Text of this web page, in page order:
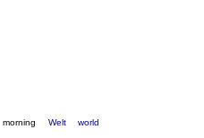
morning Welt world